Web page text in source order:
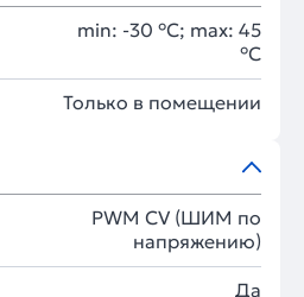
min: -30 °C; max: 45
°C
Только в помещении
PWM СV (ШИМ по
напряжению)
Да